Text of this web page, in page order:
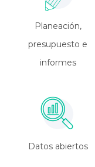
Planeación,
presupuesto e
informes
Datos abiertos